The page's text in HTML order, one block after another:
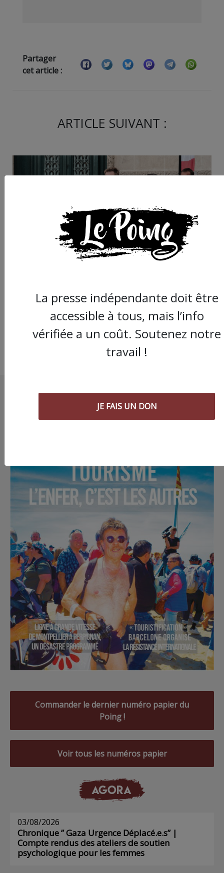
Partager
cet article :
ARTICLE SUIVANT :
Montpellier : les
de l'antisémitisme"
Commander le dernier numéro papier du
Poing !
Voir tous les numéros papier
AGORA
03/08/2026
Chronique ” Gaza Urgence Déplacé.e.s” |
Compte rendus des ateliers de soutien
psychologique pour les femmes
La presse indépendante doit être
accessible à tous, mais l’info
vérifiée a un coût. Soutenez notre
travail !
JE FAIS UN DON